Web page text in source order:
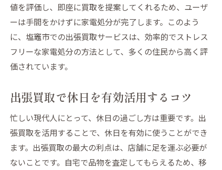
値を評価し、即座に買取を提案してくれるため、ユーザ
ーは手間をかけずに家電処分が完了します。このよう
に、塩竈市での出張買取サービスは、効率的でストレス
フリーな家電処分の方法として、多くの住民から高く評
価されています。
出張買取で休日を有効活用するコツ
忙しい現代人にとって、休日の過ごし方は重要です。出
張買取を活用することで、休日を有効に使うことができ
ます。出張買取の最大の利点は、店舗に足を運ぶ必要が
ないことです。自宅で品物を査定してもらえるため、移